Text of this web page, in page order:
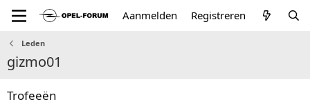
Aanmelden Registreren
Leden
gizmo01
Trofeeën